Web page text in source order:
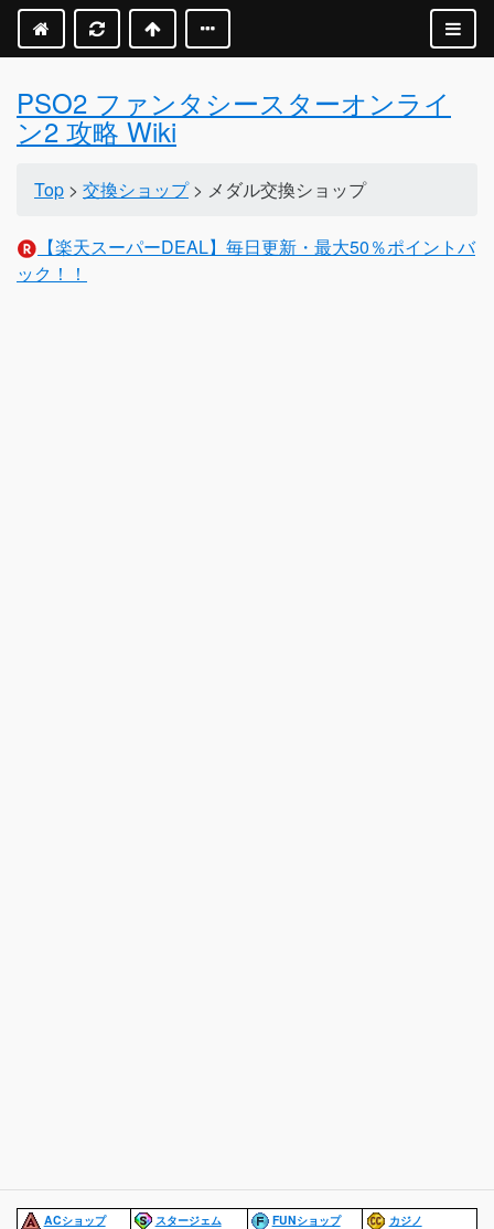
PSO2 ファンタシースターオンライ
ン2 攻略 Wiki
Top > 交換ショップ> メダル交換ショップ
【楽天スーパーDEAL】毎日更新・最大50％ポイントバ
ック！！
ACショップ スタージェム FUNショップ
カジノ